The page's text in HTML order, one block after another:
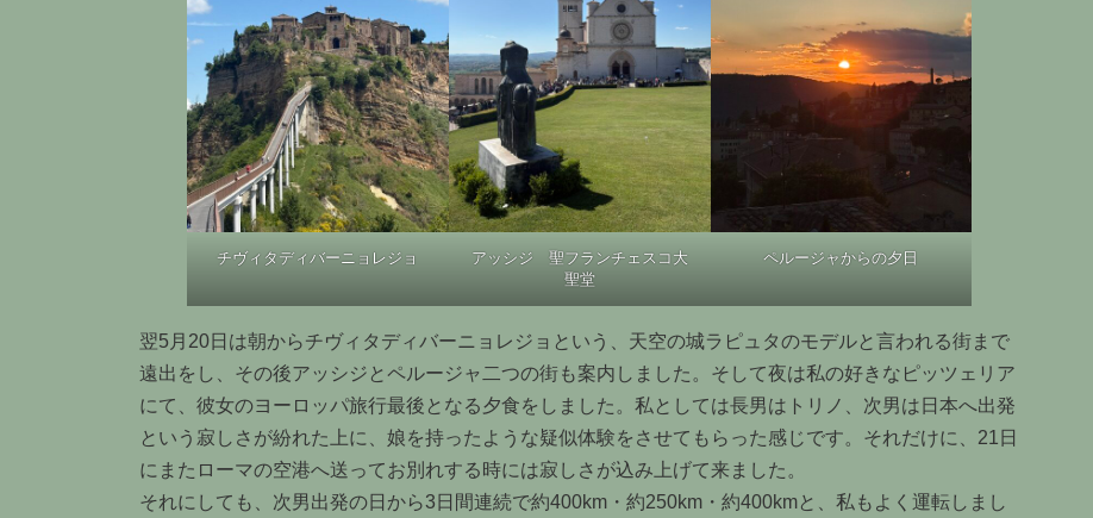
チヴィタディバーニョレジョ
アッシジ 聖フランチェスコ大
聖堂
ペルージャからの夕日
翌5月20日は朝からチヴィタディバーニョレジョという、天空の城ラピュタのモデルと言われる街まで
遠出をし、その後アッシジとペルージャ二つの街も案内しました。そして夜は私の好きなピッツェリア
にて、彼女のヨーロッパ旅行最後となる夕食をしました。私としては長男はトリノ、次男は日本へ出発
という寂しさが紛れた上に、娘を持ったような疑似体験をさせてもらった感じです。それだけに、21日
にまたローマの空港へ送ってお別れする時には寂しさが込み上げて来ました。
それにしても、次男出発の日から3日間連続で約400km・約250km・約400kmと、私もよく運転しまし